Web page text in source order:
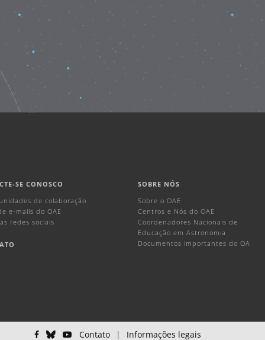
SE CONOSCO
de colaboração
e-mails do OAE
redes sociais
SOBRE NÓS
Sobre o OAE
Centros e Nós do OAE
Coordenadores Nacionais de
Educação em Astronomia
Documentos importantes do OA
Contato | Informações legais